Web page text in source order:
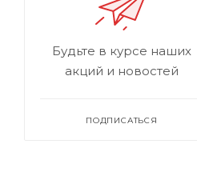
Будьте в курсе наших
акций и новостей
ПОДПИСАТЬСЯ